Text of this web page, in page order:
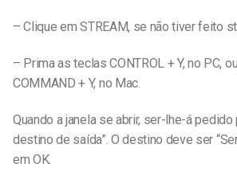
– Clique em STREAM, se não tiver feito
– Prima as teclas CONTROL + Y, no PC,
COMMAND + Y, no Mac.
Quando a janela se abrir, ser-lhe-á pedido
destino de saída”. O destino deve ser
em OK.